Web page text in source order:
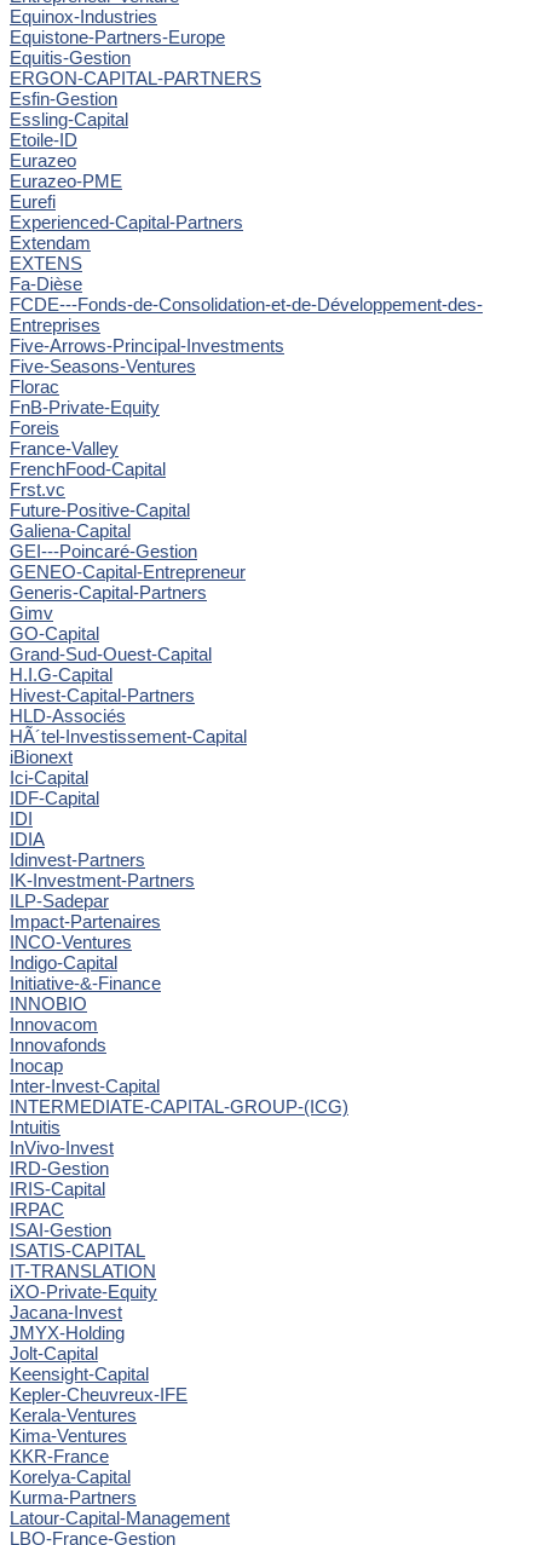
Equinox-Industries
Equistone-Partners-Europe
Equitis-Gestion
ERGON-CAPITAL-PARTNERS
Esfin-Gestion
Essling-Capital
Etoile-ID
Eurazeo
Eurazeo-PME
Eurefi
Experienced-Capital-Partners
Extendam
EXTENS
Fa-Dièse
FCDE---Fonds-de-Consolidation-et-de-Développement-des-
Entreprises
Five-Arrows-Principal-Investments
Five-Seasons-Ventures
Florac
FnB-Private-Equity
Foreis
France-Valley
FrenchFood-Capital
Frst.vc
Future-Positive-Capital
Galiena-Capital
GEI---Poincaré-Gestion
GENEO-Capital-Entrepreneur
Generis-Capital-Partners
Gimv
GO-Capital
Grand-Sud-Ouest-Capital
H.I.G-Capital
Hivest-Capital-Partners
HLD-Associés
HÃ´tel-Investissement-Capital
iBionext
Ici-Capital
IDF-Capital
IDI
IDIA
Idinvest-Partners
IK-Investment-Partners
ILP-Sadepar
Impact-Partenaires
INCO-Ventures
Indigo-Capital
Initiative-&-Finance
INNOBIO
Innovacom
Innovafonds
Inocap
Inter-Invest-Capital
INTERMEDIATE-CAPITAL-GROUP-(ICG)
Intuitis
InVivo-Invest
IRD-Gestion
IRIS-Capital
IRPAC
ISAI-Gestion
ISATIS-CAPITAL
IT-TRANSLATION
iXO-Private-Equity
Jacana-Invest
JMYX-Holding
Jolt-Capital
Keensight-Capital
Kepler-Cheuvreux-IFE
Kerala-Ventures
Kima-Ventures
KKR-France
Korelya-Capital
Kurma-Partners
Latour-Capital-Management
LBO-France-Gestion